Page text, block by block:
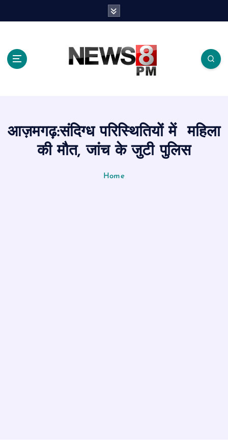
आज़मगढ़:संदिग्ध परिस्थितियों में महिला
की मौत, जांच के जुटी पुलिस
Home